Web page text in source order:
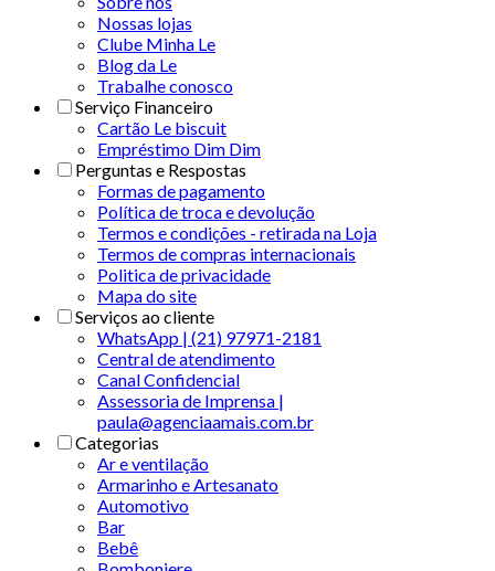
Nossas lojas
Clube Minha Le
Blog da Le
Trabalhe conosco
Serviço Financeiro
Cartão Le biscuit
Empréstimo Dim Dim
Perguntas e Respostas
Formas de pagamento
Política de troca e devolução
Termos e condições - retirada na Loja
Termos de compras internacionais
Politica de privacidade
Mapa do site
Serviços ao cliente
WhatsApp | (21) 97971-2181
Central de atendimento
Canal Confidencial
Assessoria de Imprensa |
paula@agenciaamais.com.br
Categorias
Ar e ventilação
Armarinho e Artesanato
Automotivo
Bar
Bebê